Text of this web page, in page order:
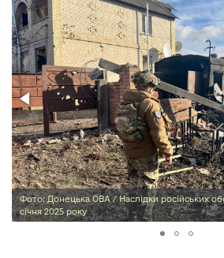
Фото: Донецька ОВА / Наслідки російських
січня 2025 року